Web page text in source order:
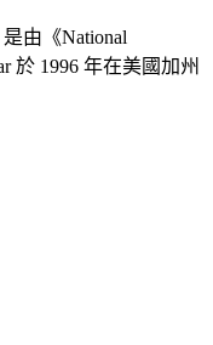
由《National
於 1996 年在美國加州